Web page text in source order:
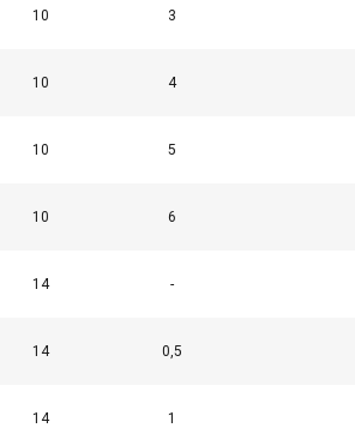
10 3
10 4
10 5
10 6
14 -
14 0,5
14 1